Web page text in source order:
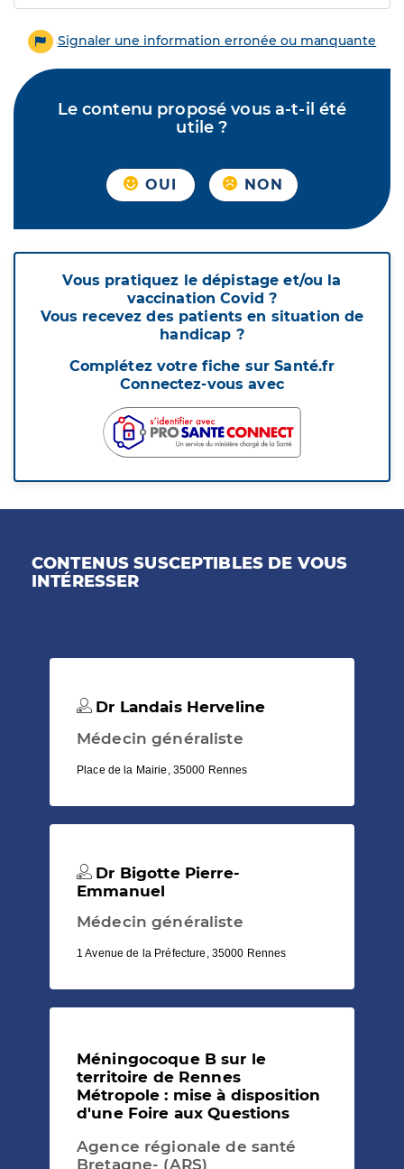
Signaler une information erronée ou manquante
Le contenu proposé vous a-t-il été
utile ?
OUI NON
Vous pratiquez le dépistage et/ou la
vaccination Covid ?
Vous recevez des patients en situation de
handicap ?
Complétez votre fiche sur Santé.fr
Connectez-vous avec
CONTENUS SUSCEPTIBLES DE VOUS
INTÉRESSER
Dr Landais Herveline
Médecin généraliste
Place de la Mairie, 35000 Rennes
Dr Bigotte Pierre-
Emmanuel
Médecin généraliste
1 Avenue de la Préfecture, 35000 Rennes
Méningocoque B sur le
territoire de Rennes
Métropole : mise à disposition
d'une Foire aux Questions
Agence régionale de santé
Bretagne- (ARS)